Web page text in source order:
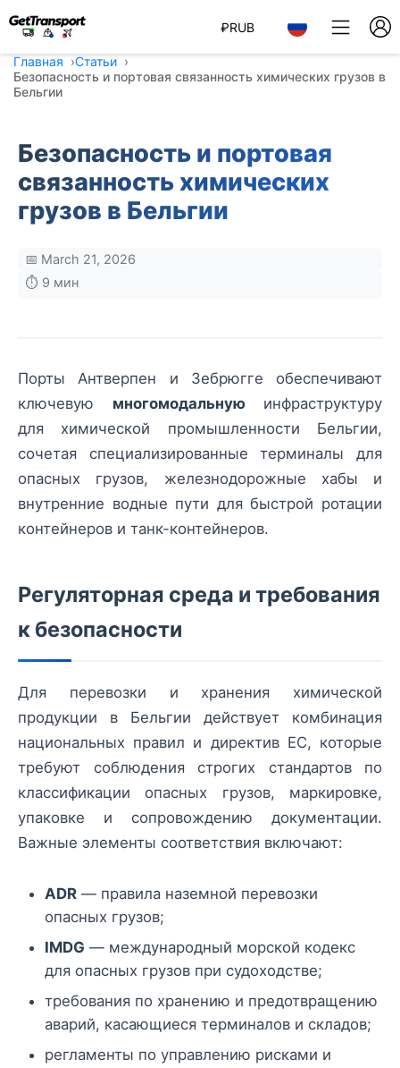
₽RUB
Главная
Статьи
Безопасность и портовая связанность химических грузов в
Бельгии
Безопасность и портовая
связанность химических
грузов в Бельгии
📅 March 21, 2026
⏱️ 9 мин
Порты Антверпен и Зебрюгге обеспечивают
ключевую многомодальнуюинфраструктуру
для химической промышленности Бельгии,
сочетая специализированные терминалы для
опасных грузов, железнодорожные хабы и
внутренние водные пути для быстрой ротации
контейнеров и танк-контейнеров.
Регуляторная среда и требования
к безопасности
Для перевозки и хранения химической
продукции в Бельгии действует комбинация
национальных правил и директив ЕС, которые
требуют соблюдения строгих стандартов по
классификации опасных грузов, маркировке,
упаковке и сопровождению документации.
Важные элементы соответствия включают:
ADR — правила наземной перевозки
опасных грузов;
IMDG — международный морской кодекс
для опасных грузов при судоходстве;
требования по хранению и предотвращению
аварий, касающиеся терминалов и складов;
регламенты по управлению рисками и